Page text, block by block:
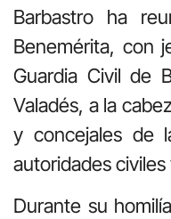
Barbastro ha
Benemérita, con
Guardia Civil de
Valadés, a la
y concejales de
autoridades
Durante su